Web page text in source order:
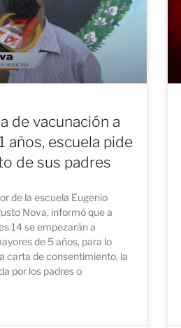
de vacunación a
años, escuela pide
de sus padres
de la escuela Eugenio
Nova, informó que a
14 se empezarán a
de 5 años, para lo
carta de consentimiento, la
por los padres o